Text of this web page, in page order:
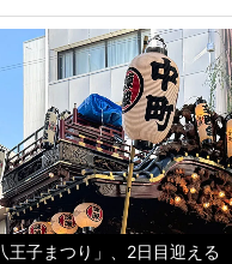
王子まつり」、2日目迎える